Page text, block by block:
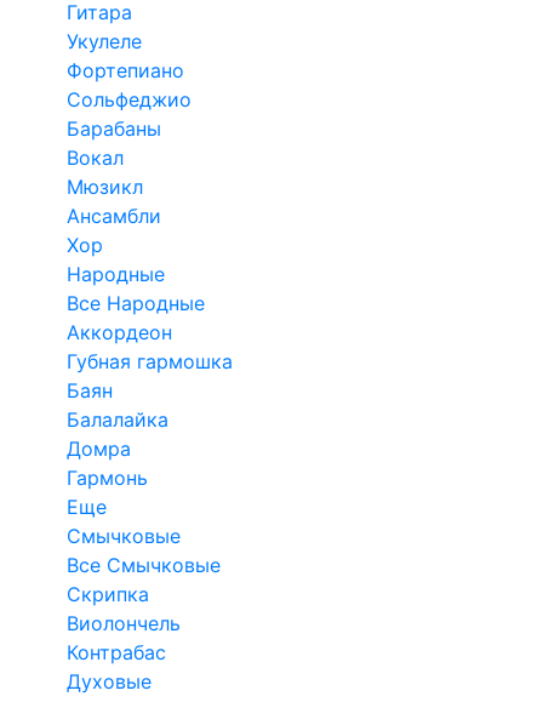
Гитара
Укулеле
Фортепиано
Сольфеджио
Барабаны
Вокал
Мюзикл
Ансамбли
Хор
Народные
Все Народные
Аккордеон
Губная гармошка
Баян
Балалайка
Домра
Гармонь
Еще
Смычковые
Все Смычковые
Скрипка
Виолончель
Контрабас
Духовые